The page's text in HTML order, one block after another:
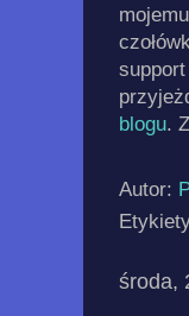
blogu.
Autor:
środa,